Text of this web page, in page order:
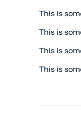
This is
This is
This is
This is